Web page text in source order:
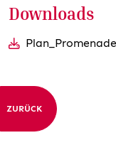
Downloads
ZURÜCK